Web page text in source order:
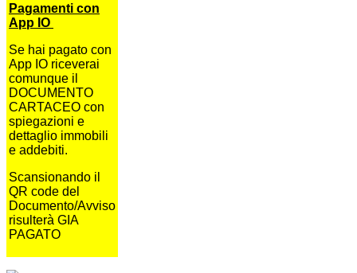
Pagamenti con
App IO
Se hai pagato con
App IO riceverai
comunque il
DOCUMENTO
CARTACEO con
spiegazioni e
dettaglio immobili
e addebiti.
Scansionando il
QR code del
Documento/Avviso
risulterà GIA
PAGATO